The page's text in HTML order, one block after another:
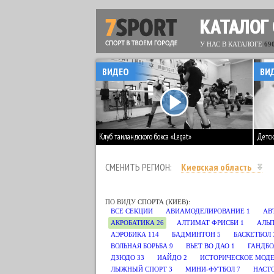
У НАС В КАТАЛОГЕ
Клуб таиландского бокса «Legat»
ВИДЕО
СМЕНИТЬ РЕГИОН: Киевская область
ПО ВИДУ СПОРТА (КИЕВ):
ВСЕ СЕКЦИИ
АВИАМОДЕЛИРОВАНИЕ 1
АКРОБАТИКА 26 АЛТИМАТ ФРИСБИ 1
АЭРОБИКА 114 БАДМИНТОН 5 БАСКЕТБОЛ
ВОЛЬНАЯ БОРЬБА 9 ВЬЕТ ВО ДАО 1
ДЗЮДО 33 ИАЙДО 2 ИСТОРИЧЕСКОЕ
ЛЫЖНЫЙ СПОРТ 3 МИНИ-ФУТБОЛ 7